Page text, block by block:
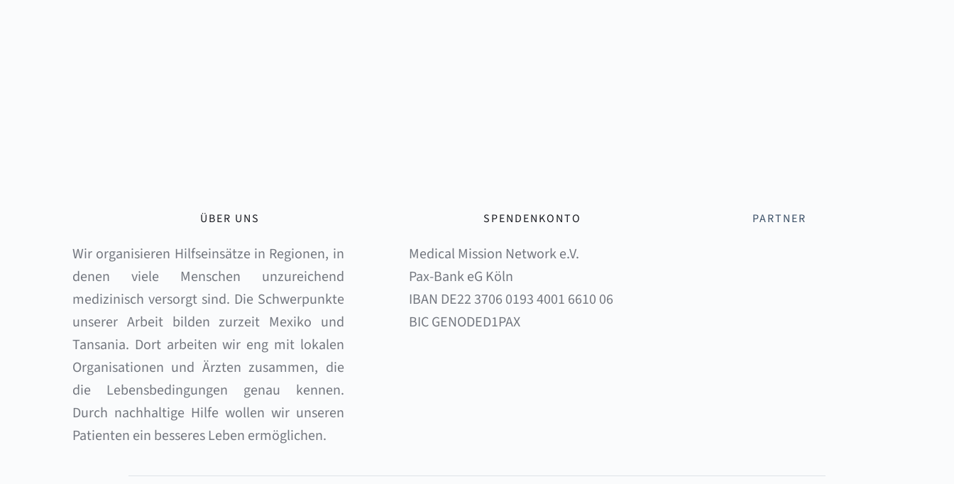
ÜBER UNS
Wir organisieren Hilfseinsätze in Regionen, in
denen viele Menschen unzureichend
medizinisch versorgt sind. Die Schwerpunkte
unserer Arbeit bilden zurzeit Mexiko und
Tansania. Dort arbeiten wir eng mit lokalen
Organisationen und Ärzten zusammen, die
die Lebensbedingungen genau kennen.
Durch nachhaltige Hilfe wollen wir unseren
Patienten ein besseres Leben ermöglichen.
SPENDENKONTO
Medical Mission Network e.V.
Pax-Bank eG Köln
IBAN DE22 3706 0193 4001 6610 06
BIC GENODED1PAX
PARTNER